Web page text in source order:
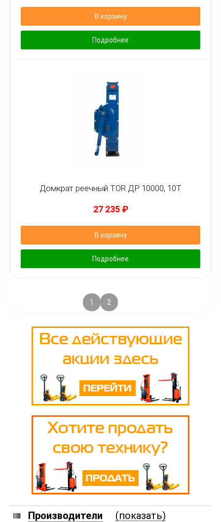
В корзину
Подробнее
Домкрат реечный TOR ДР 10000, 10Т
27 235 ₽
В корзину
Подробнее
1 2
Производители (показать)